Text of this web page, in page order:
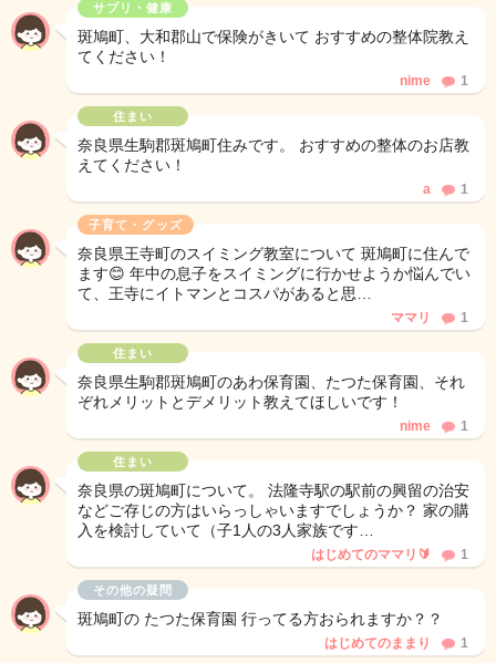
サプリ・健康
斑鳩町、大和郡山で保険がきいて おすすめの整体院教え
てください！
nime 1
住まい
奈良県生駒郡斑鳩町住みです。 おすすめの整体のお店教
えてください！
a 1
子育て・グッズ
奈良県王寺町のスイミング教室について 斑鳩町に住んで
ます😊 年中の息子をスイミングに行かせようか悩んでい
て、王寺にイトマンとコスパがあると思…
ママリ 1
住まい
奈良県生駒郡斑鳩町のあわ保育園、たつた保育園、それ
ぞれメリットとデメリット教えてほしいです！
nime 1
住まい
奈良県の斑鳩町について。 法隆寺駅の駅前の興留の治安
などご存じの方はいらっしゃいますでしょうか？ 家の購
入を検討していて（子1人の3人家族です…
はじめてのママリ🔰 1
その他の疑問
斑鳩町の たつた保育園 行ってる方おられますか？？
はじめてのままり 1